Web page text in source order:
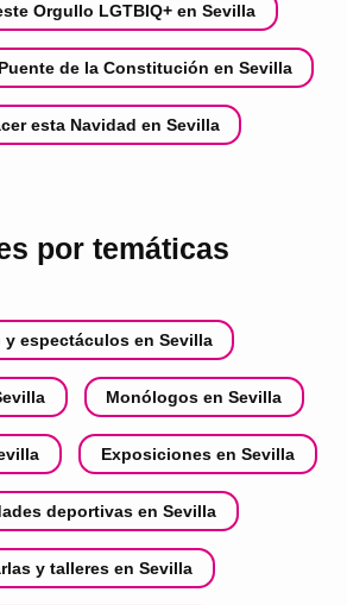
Orgullo LGTBIQ+ en Sevilla
de la Constitución en Sevilla
esta Navidad en Sevilla
por temáticas
y espectáculos en Sevilla
Monólogos en Sevilla
Exposiciones en Sevilla
deportivas en Sevilla
y talleres en Sevilla